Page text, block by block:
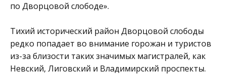
по Дворцовой слободе».
Тихий исторический район Дворцовой слободы
редко попадает во внимание горожан и туристов
из-за близости таких значимых магистралей, как
Невский, Лиговский и Владимирский проспекты.